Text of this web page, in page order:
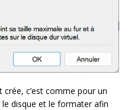
c’est comme pour un
disque et le formater afin